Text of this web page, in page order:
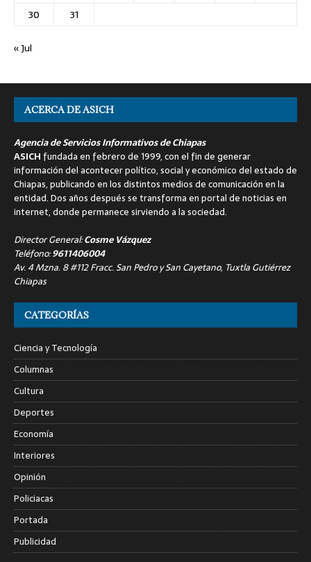
30
31
« Jul
ACERCA DE ASICH
Agencia de Servicios Informativos de Chiapas
ASICH fundada en febrero de 1999, con el fin de generar
información del acontecer político, social y económico del estado de
Chiapas, publicando en los distintos medios de comunicación en la
entidad. Dos años después se transforma en portal de noticias en
internet, donde permanece sirviendo a la sociedad.
Director General:Cosme Vázquez
Teléfono:9611406004
Av. 4 Mzna. 8 #112 Fracc. San Pedro y San Cayetano, Tuxtla Gutiérrez
Chiapas
CATEGORÍAS
Ciencia y Tecnología
Columnas
Cultura
Deportes
Economía
Interiores
Opinión
Policiacas
Portada
Publicidad